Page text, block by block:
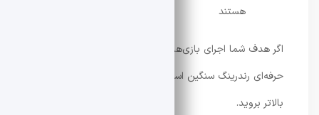
هستند
حرفه‌ای رندرینگ سنگین است، بهتر است به سراغ مدل‌های
بالاتر بروید.